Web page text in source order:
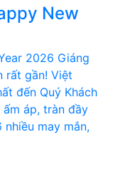
New
2026 Giáng
rất gần! Việt
đến Quý Khách
áp, tràn đầy
may mắn,